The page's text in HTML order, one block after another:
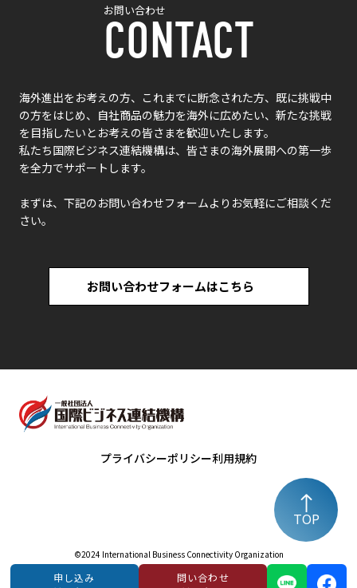
申し込み
問い合わせ
お問い合わせ
CONTACT
海外進出をお考えの方、これまでに断念された方、既に挑戦中
の方をはじめ、自社商品の魅力を海外に広めたい、新たな挑戦
を目指したいとお考えの皆さまを歓迎いたします。
私たち国際ビジネス連結機構は、皆さまの海外展開への第一歩
を全力でサポートします。
まずは、下記のお問い合わせフォームよりお気軽にご相談くだ
さい。
お問い合わせフォームはこちら
プライバシーポリシー利用規約
TOP
©️2024 International Business Connectivity Organization